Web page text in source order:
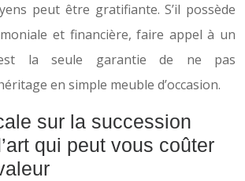
peut être gratifiante. S’il possède
et financière, faire appel à un
est la seule garantie de ne pas
en simple meuble d’occasion.
sur la succession
qui peut vous coûter